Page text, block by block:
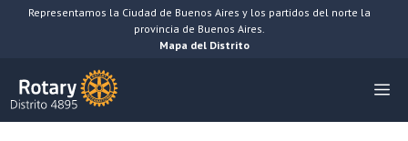
SaltarRepresentamos la Ciudad de Buenos Aires y los partidos del norte la
provincia de Buenos Aires.
Mapa del Distrito